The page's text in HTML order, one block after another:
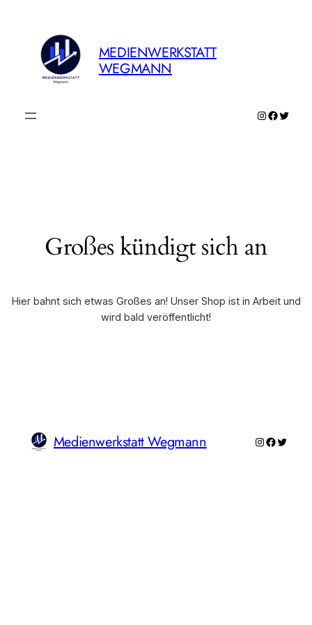
MEDIENWERKSTATT
WEGMANN
Instagram
Großes kündigt sich an
Hier bahnt sich etwas Großes an! Unser Shop ist in Arbeit und
wird bald veröffentlicht!
Medienwerkstatt Wegmann Instagram